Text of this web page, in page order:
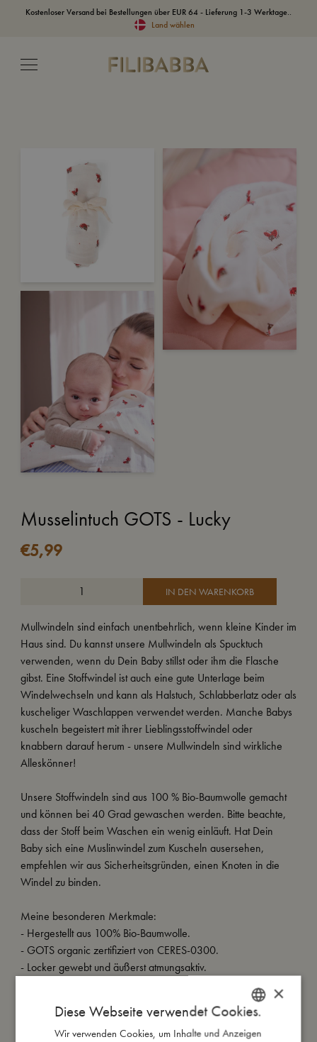
Kostenloser Versand bei Bestellungen über EUR 64 - Lieferung 1-3 Werktage..
Land wählen
Musselintuch GOTS - Lucky
€5,99
IN DEN WARENKORB
Mullwindeln sind einfach unentbehrlich, wenn kleine Kinder im
Haus sind. Du kannst unsere Mullwindeln als Spucktuch
verwenden, wenn du Dein Baby stillst oder ihm die Flasche
gibst. Eine Stoffwindel ist auch eine gute Unterlage beim
Windelwechseln und kann als Halstuch, Schlabberlatz oder als
kuscheliger Waschlappen verwendet werden. Manche Babys
kuscheln begeistert mit ihrer Lieblingsstoffwindel oder
knabbern darauf herum - unsere Mullwindeln sind wirkliche
Alleskönner!
Unsere Stoffwindeln sind aus 100 % Bio-Baumwolle gemacht
und können bei 40 Grad gewaschen werden. Bitte beachte,
dass der Stoff beim Waschen ein wenig einläuft. Hat Dein
Baby sich eine Muslinwindel zum Kuscheln ausersehen,
empfehlen wir aus Sicherheitsgründen, einen Knoten in die
Windel zu binden.
Meine besonderen Merkmale:
- Hergestellt aus 100% Bio-Baumwolle.
- GOTS organic zertifiziert von CERES-0300.
- Locker gewebt und äußerst atmungsaktiv.
DANISH
×
Diese Webseite verwendet Cookies.
Wir verwenden Cookies, um Inhalte und Anzeigen